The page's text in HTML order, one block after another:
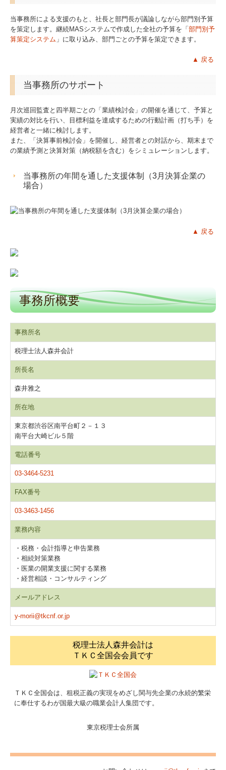
当事務所による支援のもと、社長と部門長が議論しながら部門別予算
を策定します。継続MASシステムで作成した全社の予算を「 部門別予
算策定システム 」に取り込み、部門ごとの予算を策定できます。
▲ 戻る
当事務所のサポート
月次巡回監査と四半期ごとの「業績検討会」の開催を通じて、予算と
実績の対比を行い、目標利益を達成するための行動計画（打ち手）を
経営者と一緒に検討します。
また、「決算事前検討会」を開催し、経営者との対話から、期末まで
の業績予測と決算対策（納税額を含む）をシミュレーションします。
当事務所の年間を通した支援体制（3月決算企業の
場合）
▲ 戻る
事務所概要
事務所名
税理士法人森井会計
所長名
森井雅之
所在地
東京都渋谷区南平台町２－１３
南平台大崎ビル５階
電話番号
03-3464-5231
FAX番号
03-3463-1456
業務内容
・税務・会計指導と申告業務
・相続対策業務
・医業の開業支援に関する業務
・経営相談・コンサルティング
メールアドレス
y-morii@tkcnf.or.jp
税理士法人森井会計は
ＴＫＣ全国会会員です
ＴＫＣ全国会は、租税正義の実現をめざし関与先企業の永続的繁栄
に奉仕するわが国最大級の職業会計人集団です。
東京税理士会所属